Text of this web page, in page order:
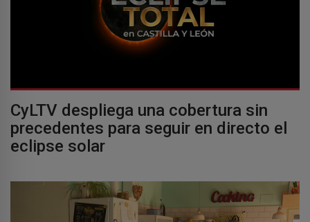
CyLTV despliega una cobertura sin
precedentes para seguir en directo el
eclipse solar